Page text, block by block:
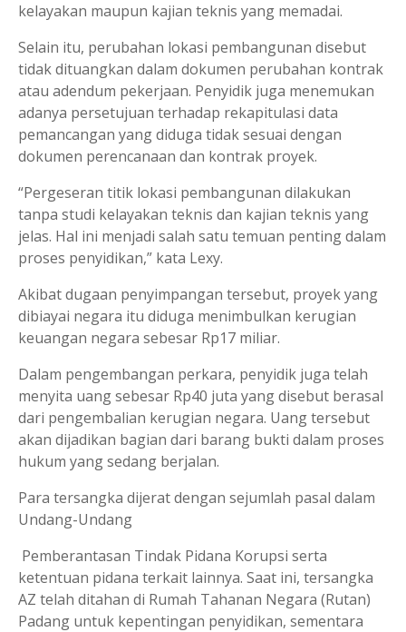
kelayakan maupun kajian teknis yang memadai.
Selain itu, perubahan lokasi pembangunan disebut
tidak dituangkan dalam dokumen perubahan kontrak
atau adendum pekerjaan. Penyidik juga menemukan
adanya persetujuan terhadap rekapitulasi data
pemancangan yang diduga tidak sesuai dengan
dokumen perencanaan dan kontrak proyek.
“Pergeseran titik lokasi pembangunan dilakukan
tanpa studi kelayakan teknis dan kajian teknis yang
jelas. Hal ini menjadi salah satu temuan penting dalam
proses penyidikan,” kata Lexy.
Akibat dugaan penyimpangan tersebut, proyek yang
dibiayai negara itu diduga menimbulkan kerugian
keuangan negara sebesar Rp17 miliar.
Dalam pengembangan perkara, penyidik juga telah
menyita uang sebesar Rp40 juta yang disebut berasal
dari pengembalian kerugian negara. Uang tersebut
akan dijadikan bagian dari barang bukti dalam proses
hukum yang sedang berjalan.
Para tersangka dijerat dengan sejumlah pasal dalam
Undang-Undang
Pemberantasan Tindak Pidana Korupsi serta
ketentuan pidana terkait lainnya. Saat ini, tersangka
AZ telah ditahan di Rumah Tahanan Negara (Rutan)
Padang untuk kepentingan penyidikan, sementara